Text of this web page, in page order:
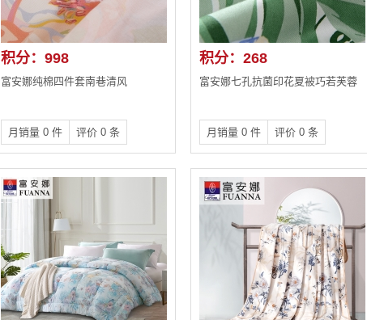
积分：998
富安娜纯棉四件套南巷清风
月销量 0 件 评价 0 条
积分：268
富安娜七孔抗菌印花夏被巧若芙蓉
月销量 0 件 评价 0 条